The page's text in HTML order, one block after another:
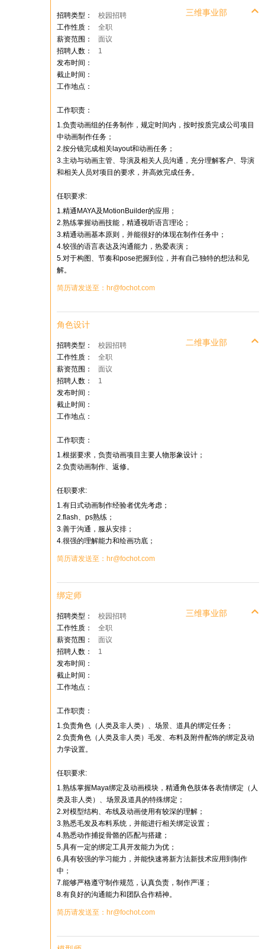
三维事业部
招聘类型：
校园招聘
工作性质：
全职
薪资范围：
面议
招聘人数：
1
发布时间：
截止时间：
工作地点：
工作职责：
1.负责动画组的任务制作，规定时间内，按时按质完成公司项目
中动画制作任务；
2.按分镜完成相关layout和动画任务；
3.主动与动画主管、导演及相关人员沟通，充分理解客户、导演
和相关人员对项目的要求，并高效完成任务。
任职要求:
1.精通MAYA及MotionBuilder的应用；
2.熟练掌握动画技能，精通视听语言理论；
3.精通动画基本原则，并能很好的体现在制作任务中；
4.较强的语言表达及沟通能力，热爱表演；
5.对于构图、节奏和pose把握到位，并有自己独特的想法和见
解。
简历请发送至：hr@fochot.com
角色设计
二维事业部
招聘类型：
校园招聘
工作性质：
全职
薪资范围：
面议
招聘人数：
1
发布时间：
截止时间：
工作地点：
工作职责：
1.根据要求，负责动画项目主要人物形象设计；
2.负责动画制作、返修。
任职要求:
1.有日式动画制作经验者优先考虑；
2.flash、ps熟练；
3.善于沟通，服从安排；
4.很强的理解能力和绘画功底；
简历请发送至：hr@fochot.com
绑定师
三维事业部
招聘类型：
校园招聘
工作性质：
全职
薪资范围：
面议
招聘人数：
1
发布时间：
截止时间：
工作地点：
工作职责：
1.负责角色（人类及非人类）、场景、道具的绑定任务；
2.负责角色（人类及非人类）毛发、布料及附件配饰的绑定及动
力学设置。
任职要求:
1.熟练掌握Maya绑定及动画模块，精通角色肢体各表情绑定（人
类及非人类）、场景及道具的特殊绑定；
2.对模型结构、布线及动画使用有较深的理解；
3.熟悉毛发及布料系统，并能进行相关绑定设置；
4.熟悉动作捕捉骨骼的匹配与搭建；
5.具有一定的绑定工具开发能力为优；
6.具有较强的学习能力，并能快速将新方法新技术应用到制作
中；
7.能够严格遵守制作规范，认真负责，制作严谨；
8.有良好的沟通能力和团队合作精神。
简历请发送至：hr@fochot.com